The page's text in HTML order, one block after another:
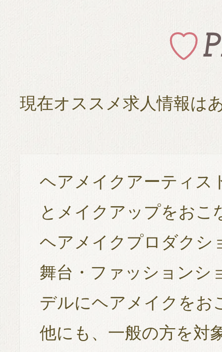
現在オススメ求人情報は
ヘアメイクアーティス
とメイクアップをおこ
ヘアメイクプロダクシ
舞台・ファッションシ
デルにヘアメイクをお
他にも、一般の方を対